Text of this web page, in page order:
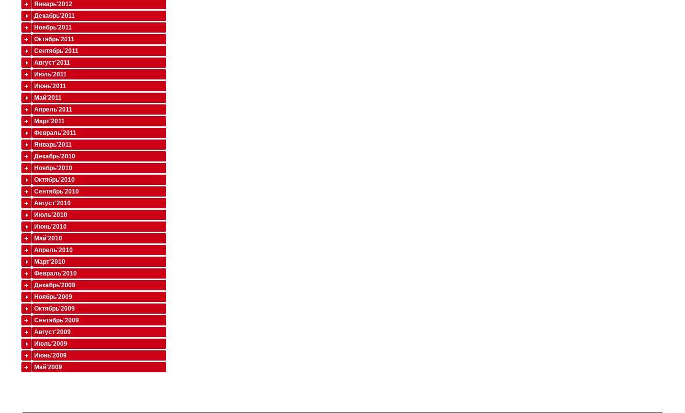
Январь'2012
Декабрь'2011
Ноябрь'2011
Октябрь'2011
Сентябрь'2011
Август'2011
Июль'2011
Июнь'2011
Май'2011
Апрель'2011
Март'2011
Февраль'2011
Январь'2011
Декабрь'2010
Ноябрь'2010
Октябрь'2010
Сентябрь'2010
Август'2010
Июль'2010
Июнь'2010
Май'2010
Апрель'2010
Март'2010
Февраль'2010
Декабрь'2009
Ноябрь'2009
Октябрь'2009
Сентябрь'2009
Август'2009
Июль'2009
Июнь'2009
Май'2009